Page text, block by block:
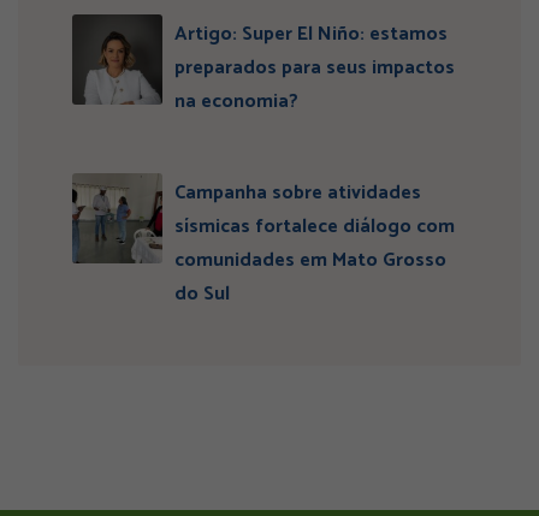
Artigo: Super El Niño: estamos
preparados para seus impactos
na economia?
Campanha sobre atividades
sísmicas fortalece diálogo com
comunidades em Mato Grosso
do Sul